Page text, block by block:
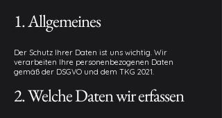
1. Allgemeines
Der Schutz Ihrer Daten ist uns wichtig. Wir
verarbeiten Ihre personenbezogenen Daten
gemäß der DSGVO und dem TKG 2021.
2. Welche Daten wir erfassen